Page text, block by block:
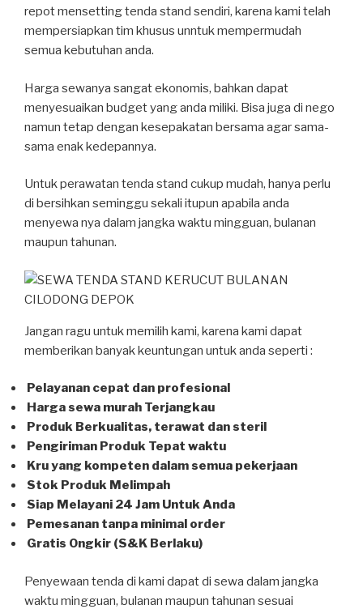
repot mensetting tenda stand sendiri, karena kami telah
mempersiapkan tim khusus unntuk mempermudah
semua kebutuhan anda.
Harga sewanya sangat ekonomis, bahkan dapat
menyesuaikan budget yang anda miliki. Bisa juga di nego
namun tetap dengan kesepakatan bersama agar sama-
sama enak kedepannya.
Untuk perawatan tenda stand cukup mudah, hanya perlu
di bersihkan seminggu sekali itupun apabila anda
menyewa nya dalam jangka waktu mingguan, bulanan
maupun tahunan.
Jangan ragu untuk memilih kami, karena kami dapat
memberikan banyak keuntungan untuk anda seperti :
Pelayanan cepat dan profesional
Harga sewa murah Terjangkau
Produk Berkualitas, terawat dan steril
Pengiriman Produk Tepat waktu
Kru yang kompeten dalam semua pekerjaan
Stok Produk Melimpah
Siap Melayani 24 Jam Untuk Anda
Pemesanan tanpa minimal order
Gratis Ongkir (S&K Berlaku)
Penyewaan tenda di kami dapat di sewa dalam jangka
waktu mingguan, bulanan maupun tahunan sesuai